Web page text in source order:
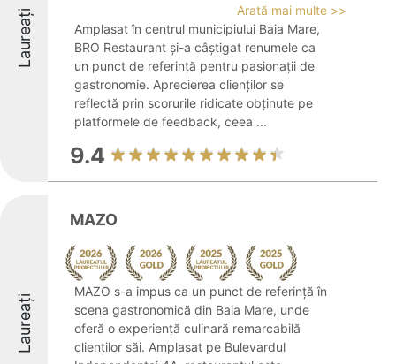
Laureați
Arată mai multe >>
Amplasat în centrul municipiului Baia Mare,
BRO Restaurant și-a câștigat renumele ca
un punct de referință pentru pasionații de
gastronomie. Aprecierea clienților se
reflectă prin scorurile ridicate obținute pe
platformele de feedback, ceea ...
9.4
Laureați
MAZO
MAZO s-a impus ca un punct de referință în
scena gastronomică din Baia Mare, unde
oferă o experiență culinară remarcabilă
clienților săi. Amplasat pe Bulevardul